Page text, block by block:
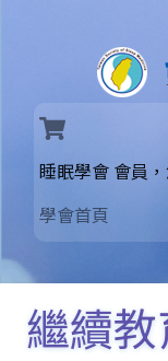
睡眠學會 會員
學會首頁
繼續